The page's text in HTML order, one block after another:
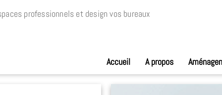
professionnels et design vos bureaux
Accueil A propos